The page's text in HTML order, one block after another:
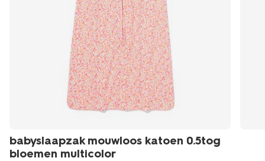
babyslaapzak mouwloos katoen 0.5tog
bloemen multicolor